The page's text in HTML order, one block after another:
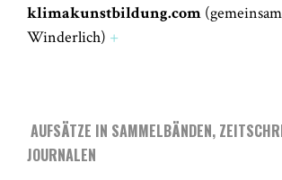
klimakunstbildung.com
Winderlich) +
AUFSÄTZE IN SAMMELBÄNDEN,
JOURNALEN